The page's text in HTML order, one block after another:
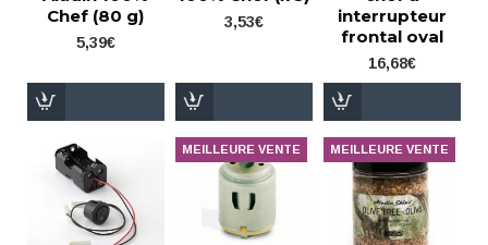
Chef (80 g)
5,39€
3,53€
interrupteur
frontal oval
16,68€
MEILLEURE VENTE MEILLEURE VENTE